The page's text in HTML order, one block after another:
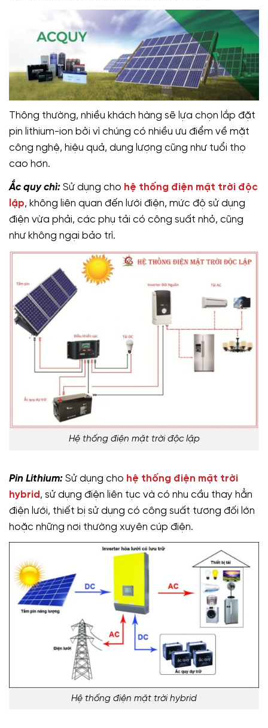
Thông thường, nhiều khách hàng sẽ lựa chọn lắp đặt
pin lithium-ion bởi vì chúng có nhiều ưu điểm về mặt
công nghệ, hiệu quả, dung lượng cũng như tuổi thọ
cao hơn.
Ắc quy chì: Sử dụng cho hệ thống điện mặt trời độc
lập, không liên quan đến lưới điện, mức độ sử dụng
điện vừa phải, các phụ tải có công suất nhỏ, cũng
như không ngại bảo trì.
Hệ thống điện mặt trời độc lập
Pin Lithium: Sử dụng cho hệ thống điện mặt trời
hybrid , sử dụng điện liên tục và có nhu cầu thay hẳn
điện lưới, thiết bị sử dụng có công suất tương đối lớn
hoặc những nơi thường xuyên cúp điện.
Hệ thống điện mặt trời hybrid